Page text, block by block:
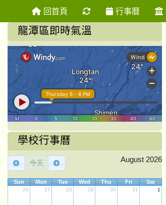
回首頁 重新取得佈景設定
行事曆
龍潭區即時氣溫
學校行事曆
今天 August 2026
Sun Mon Tue Wed Thu Fri Sat
26 27 28 29 30 31 1